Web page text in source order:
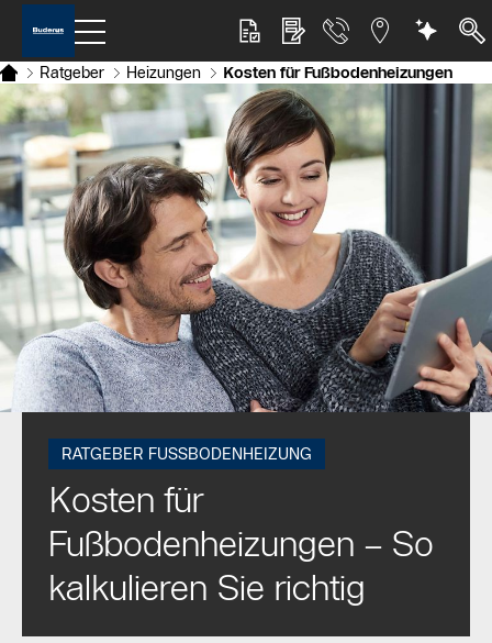
Ratgeber Heizungen Kosten für Fußbodenheizungen
RATGEBER FUSSBODENHEIZUNG
Kosten für
Fußbodenheizungen – So
kalkulieren Sie richtig